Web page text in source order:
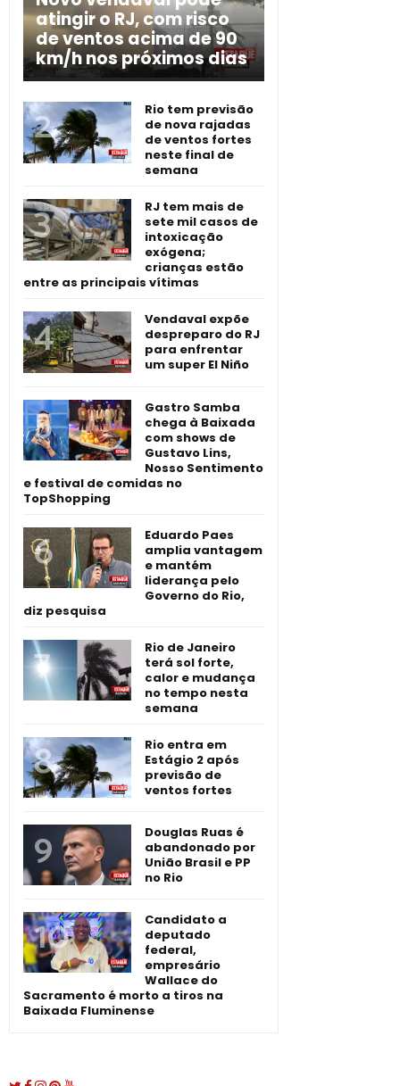
atingir o RJ, com risco
de ventos acima de 90
km/h nos próximos dias
Rio tem previsão
de nova rajadas
de ventos fortes
neste final de
semana
RJ tem mais de
sete mil casos de
intoxicação
exógena;
crianças estão
entre as principais vítimas
Vendaval expõe
despreparo do RJ
para enfrentar
um super El Niño
Gastro Samba
chega à Baixada
com shows de
Gustavo Lins,
Nosso Sentimento
e festival de comidas no
TopShopping
Eduardo Paes
amplia vantagem
e mantém
liderança pelo
Governo do Rio,
diz pesquisa
Rio de Janeiro
terá sol forte,
calor e mudança
no tempo nesta
semana
Rio entra em
Estágio 2 após
previsão de
ventos fortes
Douglas Ruas é
abandonado por
União Brasil e PP
no Rio
Candidato a
deputado
federal,
empresário
Wallace do
Sacramento é morto a tiros na
Baixada Fluminense